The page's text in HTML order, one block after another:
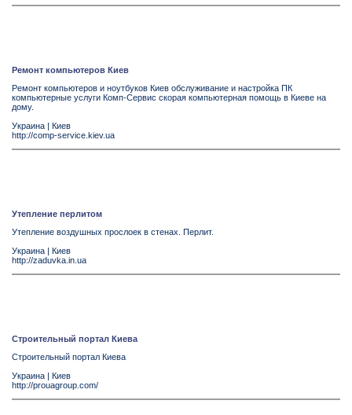
Ремонт компьютеров Киев
Ремонт компьютеров и ноутбуков Киев обслуживание и настройка ПК
компьютерные услуги Комп-Сервис скорая компьютерная помощь в Киеве на
дому.
Украина | Киев
http://comp-service.kiev.ua
Утепление перлитом
Утепление воздушных прослоек в стенах. Перлит.
Украина | Киев
http://zaduvka.in.ua
Строительный портал Киева
Строительный портал Киева
Украина | Киев
http://prouagroup.com/